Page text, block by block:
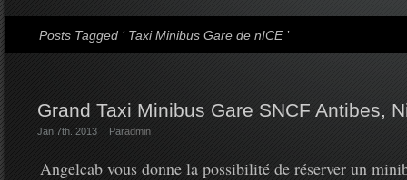
Posts Tagged ‘ Taxi Minibus Gare de nICE ’
Grand Taxi Minibus Gare SNCF Antibes,
Jan 7th. 2013 Paradmin
Angelcab vous donne la possibilité de réserver un